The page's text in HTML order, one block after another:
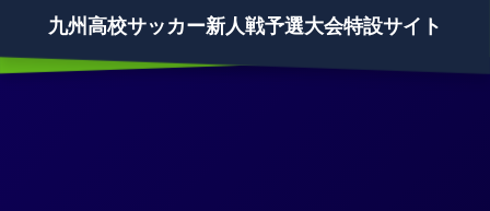
九州高校サッカー新人戦予選大会特設サイト